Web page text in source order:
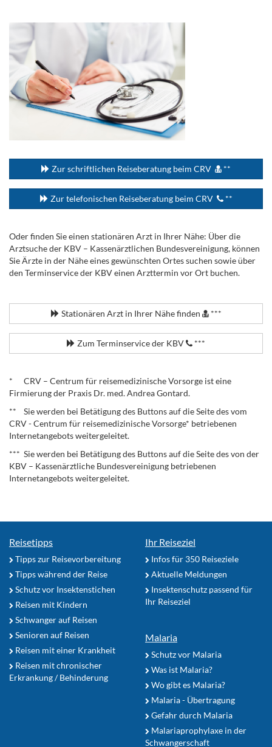
Zur schriftlichen Reiseberatung beim CRV **
Zur telefonischen Reiseberatung beim CRV **
Oder finden Sie einen stationären Arzt in Ihrer Nähe: Über die
Arztsuche der KBV – Kassenärztlichen Bundesvereinigung, können
Sie Ärzte in der Nähe eines gewünschten Ortes suchen sowie über
den Terminservice der KBV einen Arzttermin vor Ort buchen.
Stationären Arzt in Ihrer Nähe finden ***
Zum Terminservice der KBV ***
* CRV – Centrum für reisemedizinische Vorsorge ist eine
Firmierung der Praxis Dr. med. Andrea Gontard.
** Sie werden bei Betätigung des Buttons auf die Seite des vom
CRV - Centrum für reisemedizinische Vorsorge* betriebenen
Internetangebots weitergeleitet.
*** Sie werden bei Betätigung des Buttons auf die Seite des von der
KBV – Kassenärztliche Bundesvereinigung betriebenen
Internetangebots weitergeleitet.
Reisetipps
Tipps zur Reisevorbereitung
Tipps während der Reise
Schutz vor Insektenstichen
Reisen mit Kindern
Schwanger auf Reisen
Senioren auf Reisen
Reisen mit einer Krankheit
Reisen mit chronischer
Erkrankung / Behinderung
Ihr Reiseziel
Infos für 350 Reiseziele
Aktuelle Meldungen
Insektenschutz passend für
Ihr Reiseziel
Malaria
Schutz vor Malaria
Was ist Malaria?
Wo gibt es Malaria?
Malaria - Übertragung
Gefahr durch Malaria
Malariaprophylaxe in der
Schwangerschaft